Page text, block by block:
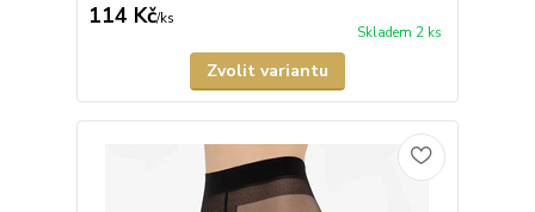
114 Kč/ks
Skladem 2 ks
Zvolit variantu